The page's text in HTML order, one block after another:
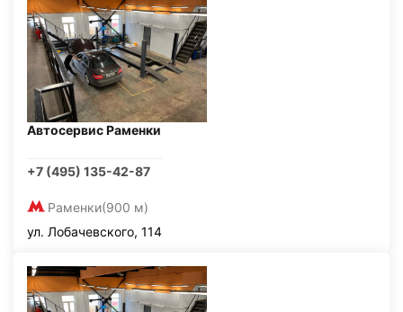
Автосервис Раменки
+7 (495) 135-42-87
Раменки(900 м)
ул. Лобачевского, 114